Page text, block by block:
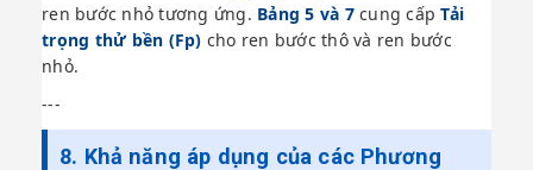
ren bước nhỏ tương ứng. Bảng 5 và 7cung cấpTải
trọng thử bền (Fp) cho ren bước thô và ren bước
nhỏ.
---
8. Khả năng áp dụng của các Phương